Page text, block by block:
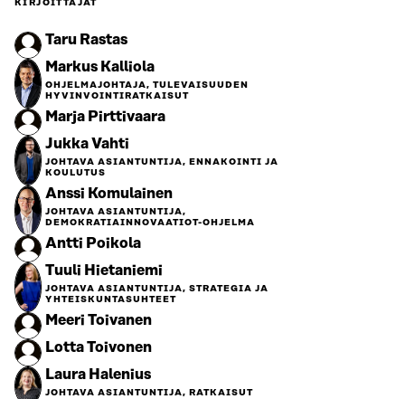
KIRJOITTAJAT
Taru Rastas
Markus Kalliola
OHJELMAJOHTAJA, TULEVAISUUDEN
HYVINVOINTIRATKAISUT
Marja Pirttivaara
Jukka Vahti
JOHTAVA ASIANTUNTIJA, ENNAKOINTI JA
KOULUTUS
Anssi Komulainen
JOHTAVA ASIANTUNTIJA,
DEMOKRATIAINNOVAATIOT-OHJELMA
Antti Poikola
Tuuli Hietaniemi
JOHTAVA ASIANTUNTIJA, STRATEGIA JA
YHTEISKUNTASUHTEET
Meeri Toivanen
Lotta Toivonen
Laura Halenius
JOHTAVA ASIANTUNTIJA, RATKAISUT